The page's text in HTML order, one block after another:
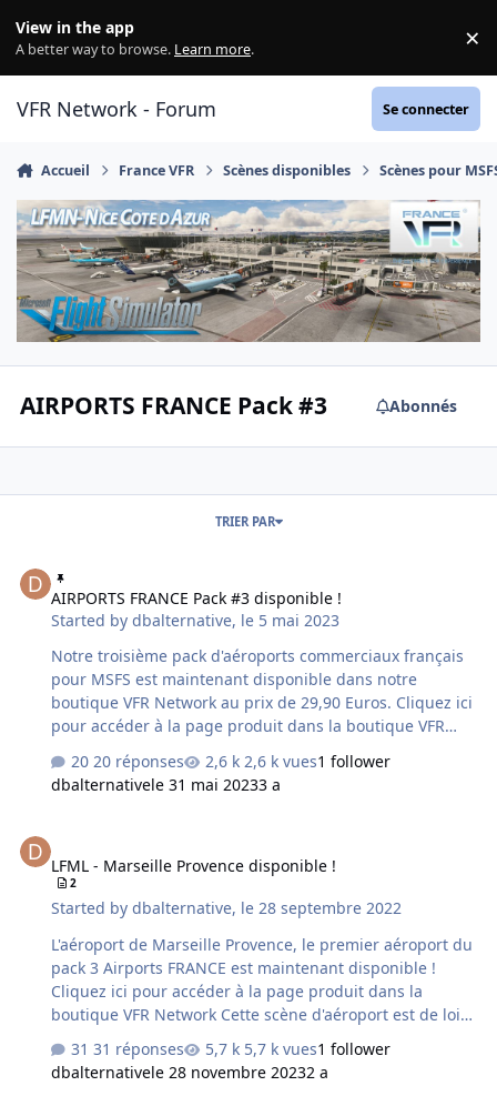
View in the app
A better way to browse. Learn more. ×
VFR Network - Forum Se connecter
Accueil France VFR Scènes disponibles Scènes pour
AIRPORTS FRANCE Pack #3 Abonnés
TRIER PAR
AIRPORTS FRANCE Pack #3 disponible !
Started bydbalternative, le 5 mai 2023
Notre troisième pack d'aéroports commerciaux français
pour MSFS est maintenant disponible dans notre
boutique VFR Network au prix de 29,90 Euros. Cliquez ici
pour accéder à la page produit dans la boutique VFR
scénique pour Microsoft® Flight Simulator® qui inclut
dans un seul pack les aéroports commerciaux français
- Metz-Nancy Lorraine LFRK - Caen Carpiquet La gamme
Aéroports FRANCE pour Microsoft® Flight Simulator® a
été conçue pour proposer à terme environ 30 des …
20 réponses 2,6 k vues1 follower
dbalternativele 31 mai 20233 a
LFML - Marseille Provence disponible !
2
Started bydbalternative, le 28 septembre 2022
L'aéroport de Marseille Provence, le premier aéroport du
pack 3 Airports FRANCE est maintenant disponible !
Cliquez ici pour accéder à la page produit dans la
boutique VFR Network Cette scène d'aéroport est de loin
la plus importante et complexe conçue chez France VFR !
Nous avons apporté un soin particulier à la modélisation
de tout ce qui représente un intérêt et une importance
31 réponses 5,7 k vues1 follower
dbalternativele 28 novembre 20232 a